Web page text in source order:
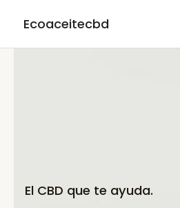
Ecoaceitecbd
El CBD que te ayuda.